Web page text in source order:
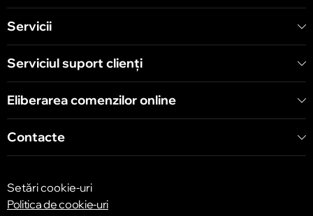
Chișinău
str. Arborilor 21, CC «Shopping MallDova»
Servicii
Serviciul suport clienţi
Eliberarea comenzilor online
Contacte
Setări cookie-uri
Politica de cookie-uri